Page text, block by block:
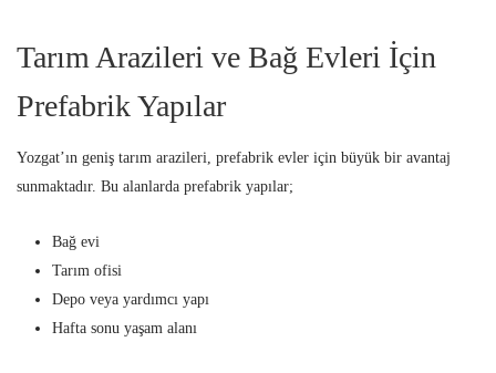
Tarım Arazileri ve Bağ Evleri İçin
Prefabrik Yapılar
Yozgat’ın geniş tarım arazileri, prefabrik evler için büyük bir avantaj
sunmaktadır. Bu alanlarda prefabrik yapılar;
Bağ evi
Tarım ofisi
Depo veya yardımcı yapı
Hafta sonu yaşam alanı